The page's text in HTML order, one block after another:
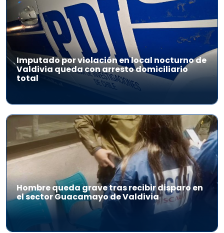
Imputado por violación en local nocturno de
Valdivia queda con arresto domiciliario
total
Hombre queda grave tras recibir disparo en
el sector Guacamayo de Valdivia